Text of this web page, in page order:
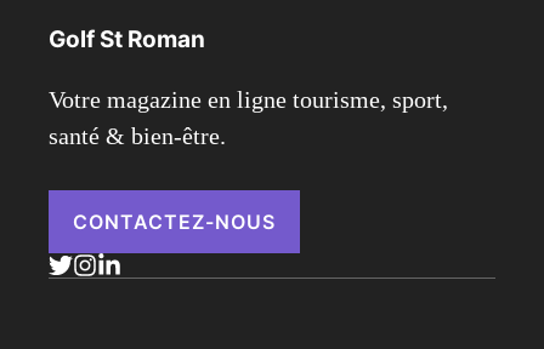
Golf St Roman
Votre magazine en ligne tourisme, sport,
santé & bien-être.
CONTACTEZ-NOUS